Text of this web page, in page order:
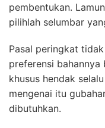
pembentukan.
pilihlah selumbar
Pasal peringkat
preferensi
khusus hendak
mengenai itu
dibutuhkan.